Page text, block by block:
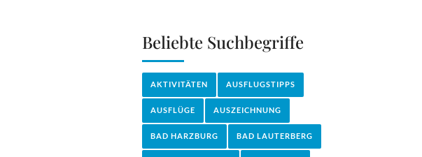
Beliebte Suchbegriffe
AKTIVITÄTEN AUSFLUGSTIPPS
AUSFLÜGE AUSZEICHNUNG
BAD HARZBURG BAD LAUTERBERG